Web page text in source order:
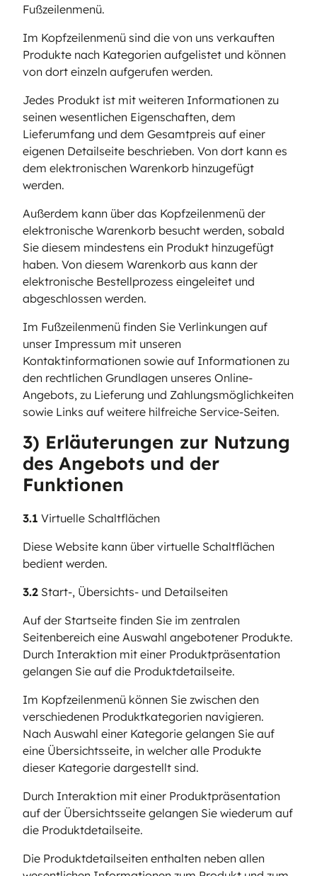
Fußzeilenmenü.
Im Kopfzeilenmenü sind die von uns verkauften
Produkte nach Kategorien aufgelistet und können
von dort einzeln aufgerufen werden.
Jedes Produkt ist mit weiteren Informationen zu
seinen wesentlichen Eigenschaften, dem
Lieferumfang und dem Gesamtpreis auf einer
eigenen Detailseite beschrieben. Von dort kann es
dem elektronischen Warenkorb hinzugefügt
werden.
Außerdem kann über das Kopfzeilenmenü der
elektronische Warenkorb besucht werden, sobald
Sie diesem mindestens ein Produkt hinzugefügt
haben. Von diesem Warenkorb aus kann der
elektronische Bestellprozess eingeleitet und
abgeschlossen werden.
Im Fußzeilenmenü finden Sie Verlinkungen auf
unser Impressum mit unseren
Kontaktinformationen sowie auf Informationen zu
den rechtlichen Grundlagen unseres Online-
Angebots, zu Lieferung und Zahlungsmöglichkeiten
sowie Links auf weitere hilfreiche Service-Seiten.
3) Erläuterungen zur Nutzung
des Angebots und der
Funktionen
3.1 Virtuelle Schaltflächen
Diese Website kann über virtuelle Schaltflächen
bedient werden.
3.2 Start-, Übersichts- und Detailseiten
Auf der Startseite finden Sie im zentralen
Seitenbereich eine Auswahl angebotener Produkte.
Durch Interaktion mit einer Produktpräsentation
gelangen Sie auf die Produktdetailseite.
Im Kopfzeilenmenü können Sie zwischen den
verschiedenen Produktkategorien navigieren.
Nach Auswahl einer Kategorie gelangen Sie auf
eine Übersichtsseite, in welcher alle Produkte
dieser Kategorie dargestellt sind.
Durch Interaktion mit einer Produktpräsentation
auf der Übersichtsseite gelangen Sie wiederum auf
die Produktdetailseite.
Die Produktdetailseiten enthalten neben allen